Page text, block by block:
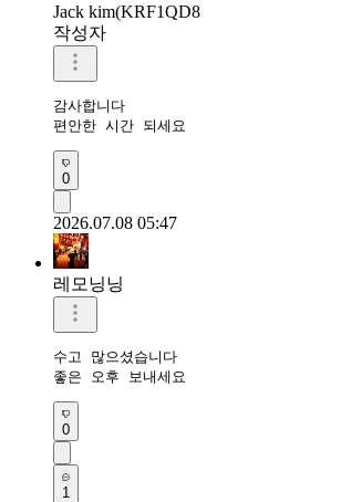
Jack kim(KRF1QD8
작성자
감사합니다
편안한 시간 되세요
0
2026.07.08 05:47
레모닝닝
수고 많으셨습니다
좋은 오후 보내세요
0
1